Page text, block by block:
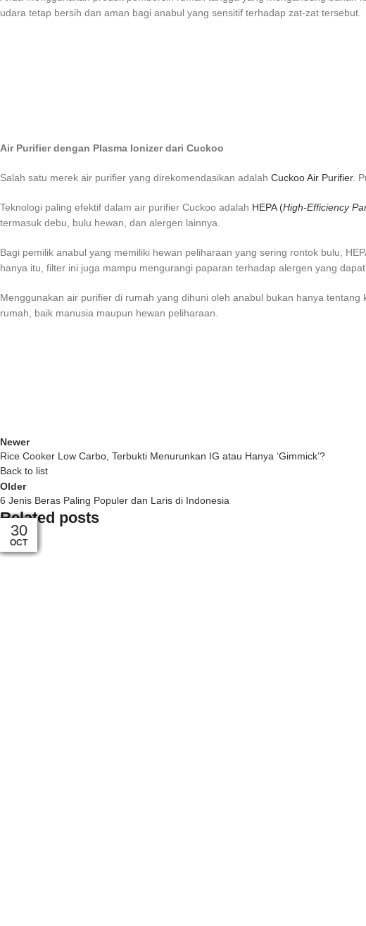
udara tetap bersih dan aman bagi anabul yang sensitif terhadap zat-zat tersebut.
Air Purifier dengan Plasma Ionizer dari Cuckoo
Salah satu merek air purifier yang direkomendasikan adalah Cuckoo Air Purifier.
Teknologi paling efektif dalam air purifier Cuckoo adalah HEPA (High-Efficiency
termasuk debu, bulu hewan, dan alergen lainnya.
Bagi pemilik anabul yang memiliki hewan peliharaan yang sering rontok bulu,
hanya itu, filter ini juga mampu mengurangi paparan terhadap alergen yang
Menggunakan air purifier di rumah yang dihuni oleh anabul bukan hanya
rumah, baik manusia maupun hewan peliharaan.
Newer
Rice Cooker Low Carbo, Terbukti Menurunkan IG atau Hanya ‘Gimmick’?
Back to list
Older
6 Jenis Beras Paling Populer dan Laris di Indonesia
Related posts
27
JUL
24
JUN
24
JUN
17
APR
17
APR
03
MAR
25
FEB
03
FEB
30
JAN
29
DEC
30
OCT
30
OCT